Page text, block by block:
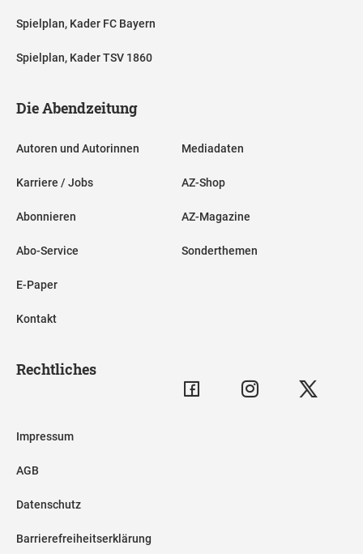
Spielplan, Kader FC Bayern
Spielplan, Kader TSV 1860
Die Abendzeitung
Autoren und Autorinnen
Karriere / Jobs
Abonnieren
Abo-Service
E-Paper
Kontakt
Mediadaten
AZ-Shop
AZ-Magazine
Sonderthemen
Rechtliches
Impressum
AGB
Datenschutz
Barrierefreiheitserklärung